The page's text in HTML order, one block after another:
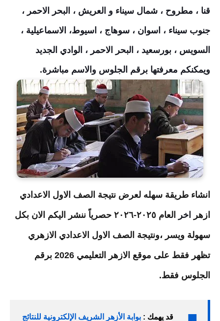
قنا ، مطروح ، شمال سيناء و العريش ، البحر الاحمر ،
جنوب سيناء ، اسوان ، سوهاج ، اسيوط، الاسماعيلية ،
السويس ، بورسعيد ، البحر الاحمر ، الوادي الجديد
ويمكنكم معرفتها برقم الجلوس والاسم مباشرة.
انشاء طريقة سهله لعرض نتيجة الصف الاول الاعدادي
ازهر اخر العام ٢٠٢٥-٢٠٢٦ حصرياً ننشر اليكم الان بكل
سهولة ويسر ،ونتيجة الصف الاول الاعدادي الازهري
تظهر فقط على موقع الازهر التعليمي 2026 برقم
الجلوس فقط.
قد يهمك : بوابة الأزهر الشريف الإلكترونية للنتائج